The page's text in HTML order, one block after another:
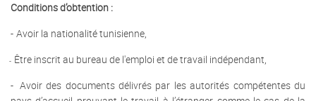
Conditions d’obtention :
- Avoir la nationalité tunisienne,
Être inscrit au bureau de l'emploi et de travail indépendant,
- Avoir des documents délivrés par les autorités compétentes du